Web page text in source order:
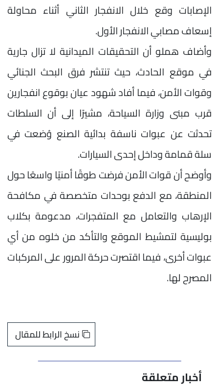
الإصابات وقع خلال الانفجار الثاني أثناء محاولة
إسعاف مصابي الانفجار الأول.
وأضاف هملو أن التحقيقات الميدانية لا تزال جارية
في موقع الحادث، حيث تنتشر فرق البحث الجنائي
وقوات الأمن، فيما أفاد شهود عيان بوقوع انفجارين
قرب مبنى وزارة السياحة، مشيرًا إلى أن السلطات
تحدثت عن عبوات ناسفة بدائية الصنع وُضعت في
سلة قمامة وداخل إحدى السيارات.
وأوضح أن قوات الأمن فرضت طوقًا أمنيًا واسعًا حول
المنطقة، مع الدفع بوحدات متخصصة في مكافحة
الإرهاب والتعامل مع المتفجرات، مدعومة بكلاب
بوليسية لتمشيط الموقع والتأكد من خلوه من أي
عبوات أخرى، فيما اقتصرت حركة المرور على المركبات
المصرح لها.
نسخ الرابط للمقال
أخبار متعلقة